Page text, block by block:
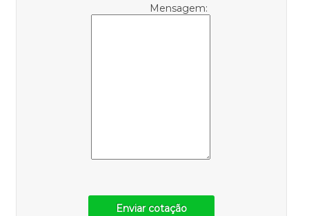
Mensagem:
Enviar cotação